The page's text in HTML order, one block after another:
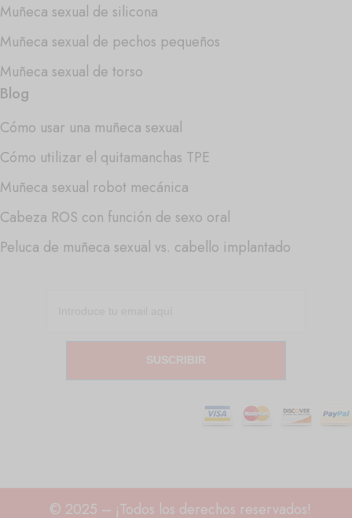
Muñeca sexual de silicona
Muñeca sexual de pechos pequeños
Muñeca sexual de torso
Blog
Cómo usar una muñeca sexual
Cómo utilizar el quitamanchas TPE
Muñeca sexual robot mecánica
Cabeza ROS con función de sexo oral
Peluca de muñeca sexual vs. cabello implantado
SUSCRIBIR
© 2025 – ¡Todos los derechos reservados!